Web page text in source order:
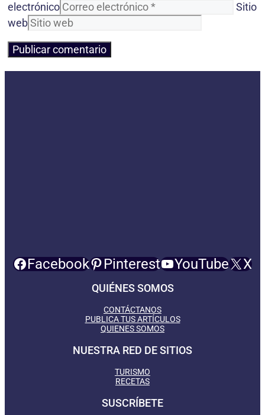
electrónico
Sitio
web
Facebook Pinterest YouTube X
QUIÉNES SOMOS
CONTÁCTANOS
PUBLICA TUS ARTÍCULOS
QUIENES SOMOS
NUESTRA RED DE SITIOS
TURISMO
RECETAS
SUSCRÍBETE